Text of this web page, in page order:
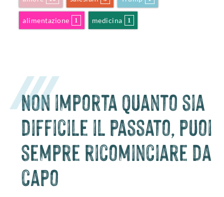
alimentazione 1 medicina 1
Non importa quanto sia
difficile il passato, puoi
sempre ricominciare da
capo